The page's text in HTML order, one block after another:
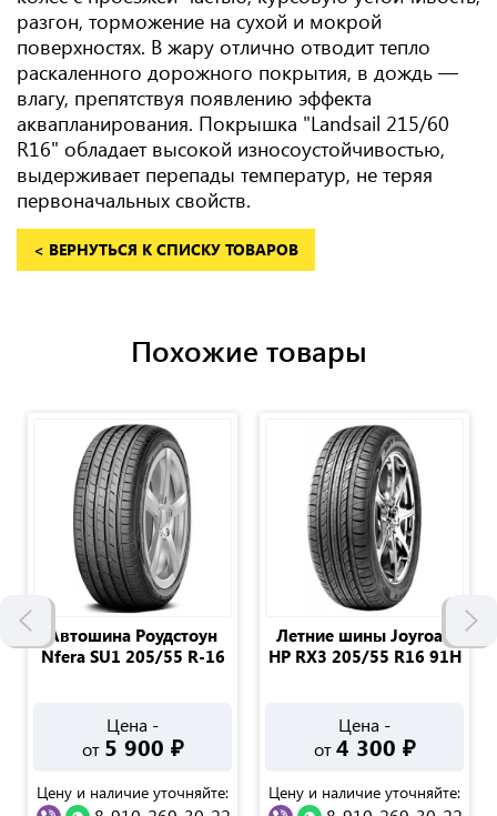
разгон, торможение на сухой и мокрой
поверхностях. В жару отлично отводит тепло
раскаленного дорожного покрытия, в дождь —
влагу, препятствуя появлению эффекта
аквапланирования. Покрышка "Landsail 215/60
R16" обладает высокой износоустойчивостью,
выдерживает перепады температур, не теряя
первоначальных свойств.
< ВЕРНУТЬСЯ К СПИСКУ ТОВАРОВ
Похожие товары
Автошина Роудстоун
Nfera SU1 205/55 R-16
Цена -
от 5 900 ₽
Цену и наличие уточняйте:
Летние шины Joyroad
HP RX3 205/55 R16 91Н
Цена -
от4 300 ₽
Цену и наличие уточняйте: